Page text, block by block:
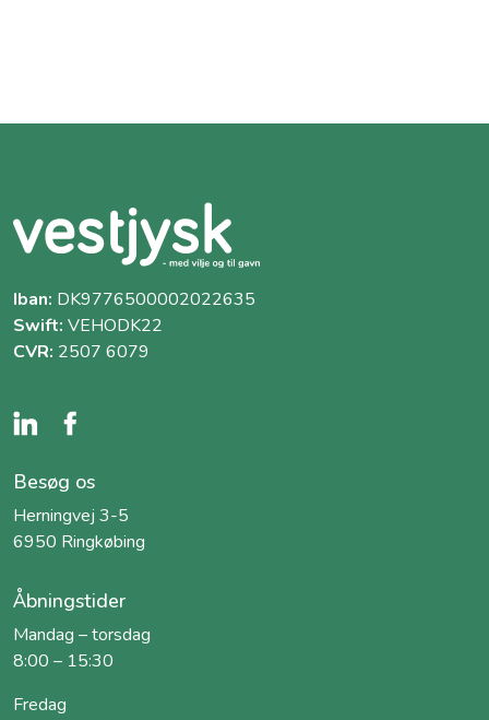
Iban: DK9776500002022635
Swift: VEHODK22
CVR: 2507 6079
Besøg os
Herningvej 3-5
6950 Ringkøbing
Åbningstider
Mandag – torsdag
8:00 – 15:30
Fredag